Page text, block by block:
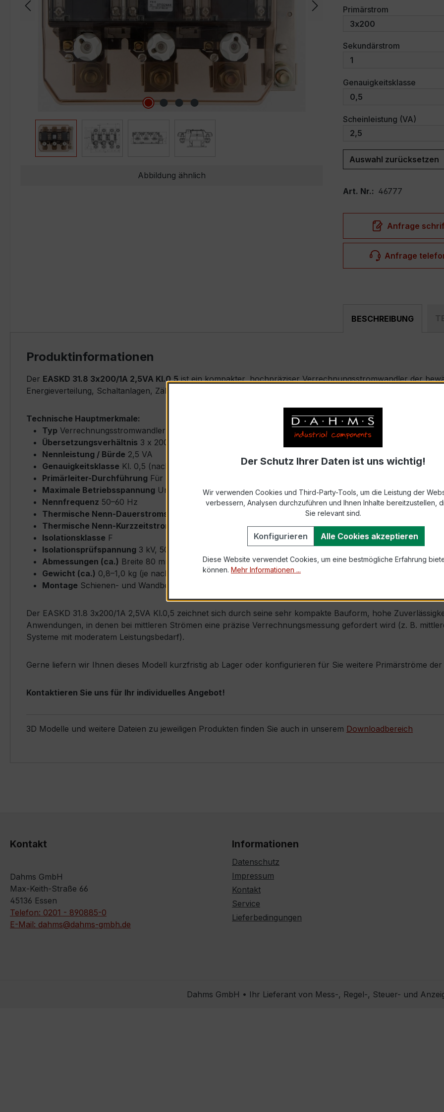
Abbildung ähnlich
Primärstrom
Sekundärstrom
Genauigkeitsklasse
Scheinleistung (VA)
Auswahl zurücksetzen
Art. Nr.: 46777
Anfrage
Anfrage
BESCHREIBUNG
Produktinformationen
Der EASKD 31.8 3x200/1A 2,5VA Kl.0,5ist ein kompakter, hochpräziser Verrechnungsstromwandler der
Energieverteilung, Schaltanlagen, Zählerfeldern und industriellen Mess- und Überwachungssystemen
Technische Hauptmerkmale:
Typ Verrechnungsstromwandler (Ringkern-Type) – EASKD 31.8
Übersetzungsverhältnis 3 x 200/1 A (drei unabhängige Primärwicklungen, Primärnennstrom 200 A,
Nennleistung / Bürde 2,5 VA
Genauigkeitsklasse Kl. 0,5 (nach IEC/EN 61869-2 bzw. DIN EN 61869-2)
Primärleiter-Durchführung Für Rundleiter bis max. Ø 31,8 mm (Kabeldurchführung)
Maximale Betriebsspannung Um ≤ 0,72 kV
Nennfrequenz 50–60 Hz
Thermische Nenn-Dauerstromstärke
Icth = 1,2 × Ipr (Dauerstrom 1,2 × Primärnennstrom)
Thermische Nenn-Kurzzeitstromstärke
Ith = 100 × Ipr, 1 s
Isolationsklasse F
Isolationsprüfspannung 3 kV, 50 Hz, 1 min
Abmessungen (ca.) Breite 80 mm × Höhe 80 mm × Tiefe 40 mm
Gewicht (ca.) 0,8–1,0 kg (je nach Ausführung)
Montage Schienen- und Wandbefestigung möglich, inkl. Isolierschutzkappe
Der EASKD 31.8 3x200/1A 2,5VA Kl.0,5 zeichnet sich durch seine sehr kompakte Bauform, hohe
Anwendungen, in denen bei mittleren Strömen eine präzise Verrechnungsmessung gefordert wird (z. B.
Systeme mit moderatem Leistungsbedarf).
Gerne liefern wir Ihnen dieses Modell kurzfristig ab Lager oder konfigurieren für Sie weitere Primärströme der
Kontaktieren Sie uns für Ihr individuelles Angebot!
3D Modelle und weitere Dateien zu jeweiligen Produkten finden Sie auch in unserem Downloadbereich
Kontakt
Dahms GmbH
Max-Keith-Straße 66
45136 Essen
Telefon: 0201 - 890885-0
E-Mail: dahms@dahms-gmbh.de
Informationen
Datenschutz
Impressum
Kontakt
Service
Lieferbedingungen
Dahms GmbH • Ihr Lieferant von Mess-, Regel-, Steuer- und
Der Schutz Ihrer Daten ist uns wichtig!
Wir verwenden Cookies und Third-Party-Tools, um die Leistung der
verbessern, Analysen durchzuführen und Ihnen Inhalte bereitzustellen,
Sie relevant sind.
Konfigurieren Alle Cookies akzeptieren
Diese Website verwendet Cookies, um eine bestmögliche Erfahrung
können. Mehr Informationen ...